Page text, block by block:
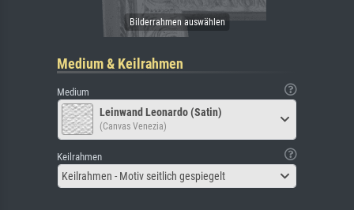
Medium & Keilrahmen
Medium
Leinwand Leonardo (Satin)
(Canvas Venezia)
Keilrahmen
Keilrahmen - Motiv seitlich gespiegelt